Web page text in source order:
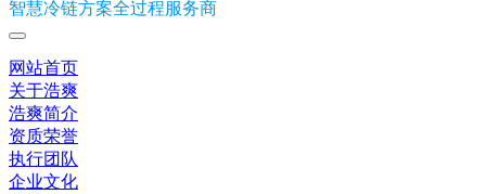
智慧冷链方案全过程服务商
网站首页
关于浩爽
浩爽简介
资质荣誉
执行团队
企业文化